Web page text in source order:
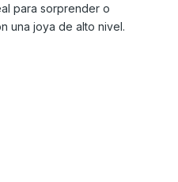
para sorprender o
una joya de alto nivel.